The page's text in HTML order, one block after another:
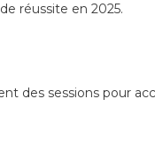
réussite en 2025.
des sessions pour